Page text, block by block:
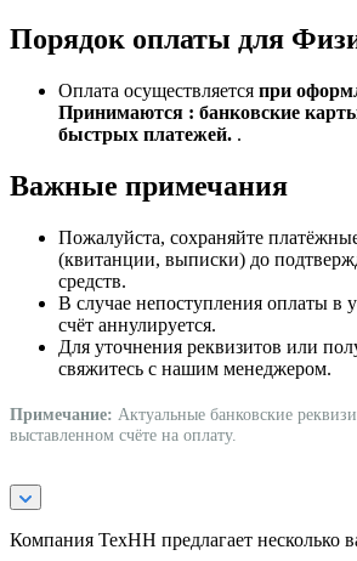
Порядок оплаты для
Оплата осуществляется при
Принимаются : банковские
быстрых платежей. .
Важные примечания
Пожалуйста, сохраняйте
(квитанции, выписки) до
средств.
В случае непоступления оплаты в
счёт аннулируется.
Для уточнения реквизитов или
свяжитесь с нашим менеджером.
Примечание: Актуальные банковские
выставленном счёте на оплату.
Компания ТехНН предлагает несколько